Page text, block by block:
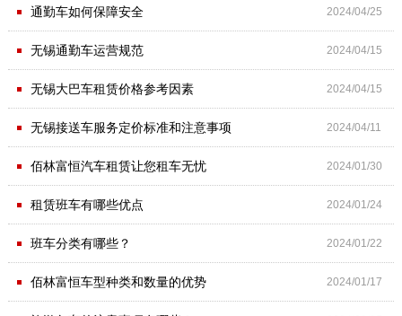
· 通勤车如何保障安全 2024/04/25
· 无锡通勤车运营规范 2024/04/15
· 无锡大巴车租赁价格参考因素 2024/04/15
· 无锡接送车服务定价标准和注意事项 2024/04/11
· 佰林富恒汽车租赁让您租车无忧 2024/01/30
· 租赁班车有哪些优点 2024/01/24
· 班车分类有哪些？ 2024/01/22
· 佰林富恒车型种类和数量的优势 2024/01/17